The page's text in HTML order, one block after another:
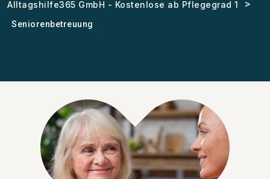
Alltagshilfe365 GmbH - Kostenlose ab Pflegegrad 1 >
Seniorenbetreuung